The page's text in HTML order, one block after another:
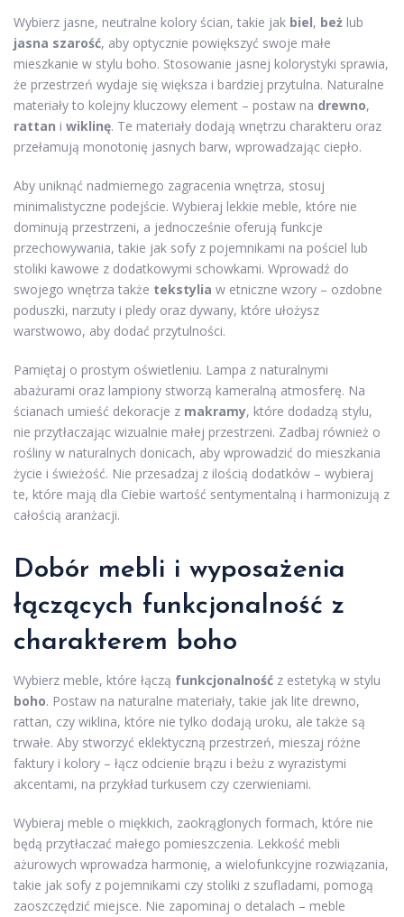
Wybierz jasne, neutralne kolory ścian, takie jak biel, beż lub
jasna szarość, aby optycznie powiększyć swoje małe
mieszkanie w stylu boho. Stosowanie jasnej kolorystyki sprawia,
że przestrzeń wydaje się większa i bardziej przytulna. Naturalne
materiały to kolejny kluczowy element – postaw na drewno,
rattan i wiklinę. Te materiały dodają wnętrzu charakteru oraz
przełamują monotonię jasnych barw, wprowadzając ciepło.
Aby uniknąć nadmiernego zagracenia wnętrza, stosuj
minimalistyczne podejście. Wybieraj lekkie meble, które nie
dominują przestrzeni, a jednocześnie oferują funkcje
przechowywania, takie jak sofy z pojemnikami na pościel lub
stoliki kawowe z dodatkowymi schowkami. Wprowadź do
swojego wnętrza także tekstylia w etniczne wzory – ozdobne
poduszki, narzuty i pledy oraz dywany, które ułożysz
warstwowo, aby dodać przytulności.
Pamiętaj o prostym oświetleniu. Lampa z naturalnymi
abażurami oraz lampiony stworzą kameralną atmosferę. Na
ścianach umieść dekoracje z makramy, które dodadzą stylu,
nie przytłaczając wizualnie małej przestrzeni. Zadbaj również o
rośliny w naturalnych donicach, aby wprowadzić do mieszkania
życie i świeżość. Nie przesadzaj z ilością dodatków – wybieraj
te, które mają dla Ciebie wartość sentymentalną i harmonizują z
całością aranżacji.
Dobór mebli i wyposażenia
łączących funkcjonalność z
charakterem boho
Wybierz meble, które łączą funkcjonalność z estetyką w stylu
boho. Postaw na naturalne materiały, takie jak lite drewno,
rattan, czy wiklina, które nie tylko dodają uroku, ale także są
trwałe. Aby stworzyć eklektyczną przestrzeń, mieszaj różne
faktury i kolory – łącz odcienie brązu i beżu z wyrazistymi
akcentami, na przykład turkusem czy czerwieniami.
Wybieraj meble o miękkich, zaokrąglonych formach, które nie
będą przytłaczać małego pomieszczenia. Lekkość mebli
ażurowych wprowadza harmonię, a wielofunkcyjne rozwiązania,
takie jak sofy z pojemnikami czy stoliki z szufladami, pomogą
zaoszczędzić miejsce. Nie zapominaj o detalach – meble